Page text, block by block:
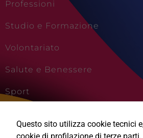
Professioni
Studio e Formazione
Volontariato
Salute e Benessere
Sport
Viaggi e Vacanze
Questo sito utilizza cookie tecnici